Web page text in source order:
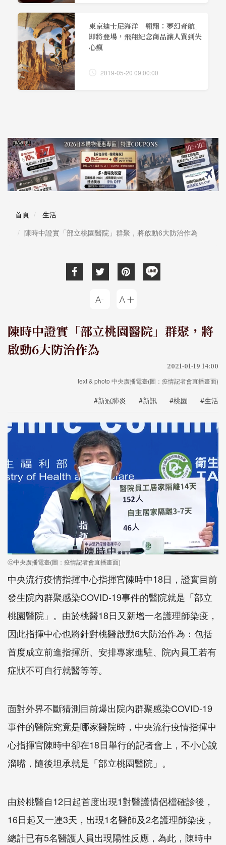
東京迪士尼海洋「翱翔：夢幻奇航」
即將登場，飛翔紀念商品讓人買到失
心瘋
2019-05-20 09:00:00
首頁
生活
陳時中證實「部立桃園醫院」群聚，將啟動6大防治作為
陳時中證實「部立桃園醫院」群聚，將
啟動6大防治作為
2021-01-19 14:00
text & photo 中央廣播電臺(圖：疫情記者會直播畫面)
#新冠肺炎 #新訊 #桃園 #生活
ⓒ中央廣播電臺(圖：疫情記者會直播畫面)
中央流行疫情指揮中心指揮官陳時中18日，證實目前
發生院內群聚感染COVID-19事件的醫院就是「部立
桃園醫院」。由於桃醫18日又新增一名護理師染疫，
因此指揮中心也將針對桃醫啟動6大防治作為：包括
首度成立前進指揮所、安排專家進駐、院內員工若有
症狀不可自行就醫等等。
面對外界不斷猜測目前爆出院內群聚感染COVID-19
事件的醫院究竟是哪家醫院時，中央流行疫情指揮中
心指揮官陳時中卻在18日舉行的記者會上，不小心說
溜嘴，隨後坦承就是「部立桃園醫院」。
由於桃醫自12日起首度出現1對醫護情侶檔確診後，
16日起又一連3天，出現1名醫師及2名護理師染疫，
總計已有5名醫護人員出現陽性反應，為此，陳時中